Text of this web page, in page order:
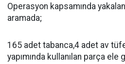
Operasyon kapsamında
aramada;
165 adet tabanca,4 adet av
yapımında kullanılan parça ele